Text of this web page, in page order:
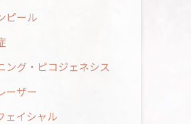
ピール
ング・ピコジェネシス
ーザー
ェイシャル